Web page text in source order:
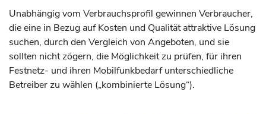
Unabhängig vom Verbrauchsprofil gewinnen Verbraucher,
die eine in Bezug auf Kosten und Qualität attraktive Lösung
suchen, durch den Vergleich von Angeboten, und sie
sollten nicht zögern, die Möglichkeit zu prüfen, für ihren
Festnetz- und ihren Mobilfunkbedarf unterschiedliche
Betreiber zu wählen („kombinierte Lösung“).